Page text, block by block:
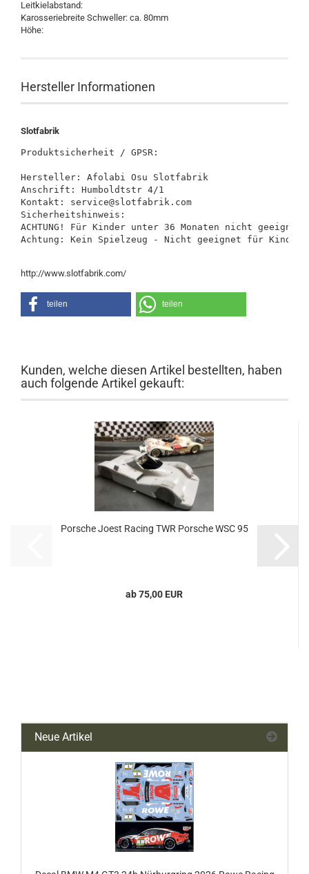
Leitkielabstand:
Karosseriebreite Schweller: ca. 80mm
Höhe:
Hersteller Informationen
Slotfabrik
Produktsicherheit / GPSR:
Hersteller: Afolabi Osu Slotfabrik
Anschrift: Humboldtstr 4/1
Kontakt: service@slotfabrik.com
Sicherheitshinweis:
ACHTUNG! Für Kinder unter 36 Monaten nicht
Achtung: Kein Spielzeug - Nicht geeignet für Kinder
http://www.slotfabrik.com/
teilen teilen
Kunden, welche diesen Artikel bestellten, haben
auch folgende Artikel gekauft:
Porsche Joest Racing TWR Porsche WSC 95
ab 75,00 EUR
Neue Artikel